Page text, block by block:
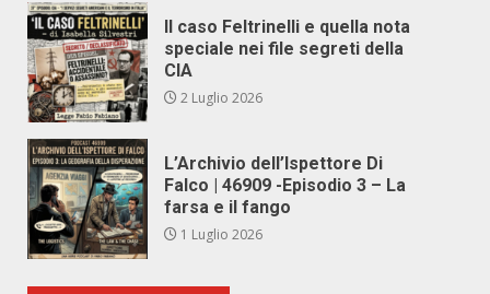
Il caso Feltrinelli e quella nota
speciale nei file segreti della
CIA
2 Luglio 2026
L’Archivio dell’Ispettore Di
Falco | 46909 -Episodio 3 – La
farsa e il fango
1 Luglio 2026